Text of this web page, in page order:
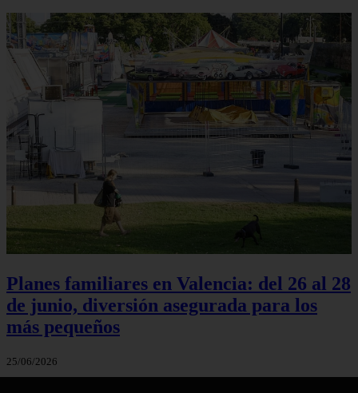
Planes familiares en Valencia: del 26 al 28
de junio, diversión asegurada para los
más pequeños
25/06/2026